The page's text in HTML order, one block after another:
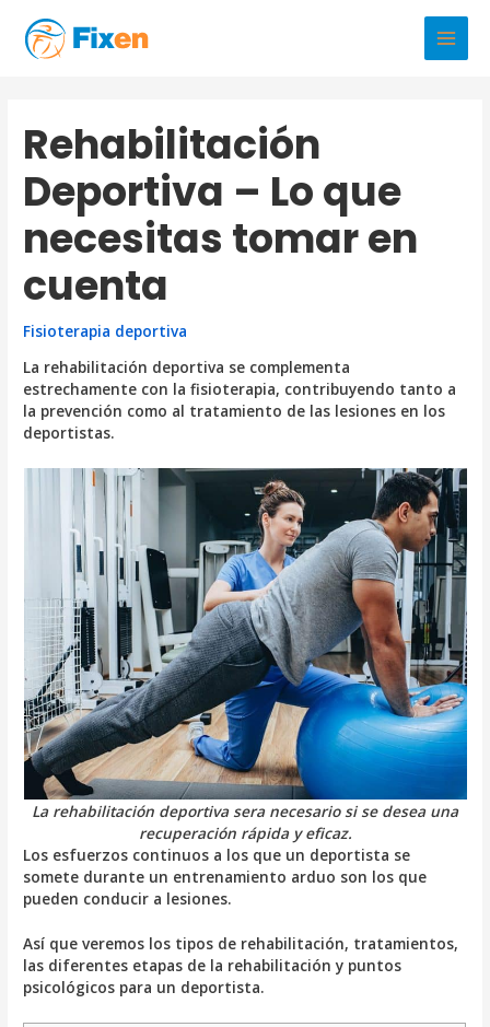
contenido
Main
Rehabilitación
Deportiva – Lo que
necesitas tomar en
cuenta
Fisioterapia deportiva
La rehabilitación deportiva se complementa
estrechamente con la fisioterapia, contribuyendo tanto a
la prevención como al tratamiento de las lesiones en los
deportistas.
La rehabilitación deportiva sera necesario si se desea una
recuperación rápida y eficaz.
Los esfuerzos continuos a los que un deportista se
somete durante un entrenamiento arduo son los que
pueden conducir a lesiones.
Así que veremos los tipos de rehabilitación, tratamientos,
las diferentes etapas de la rehabilitación y puntos
psicológicos para un deportista.